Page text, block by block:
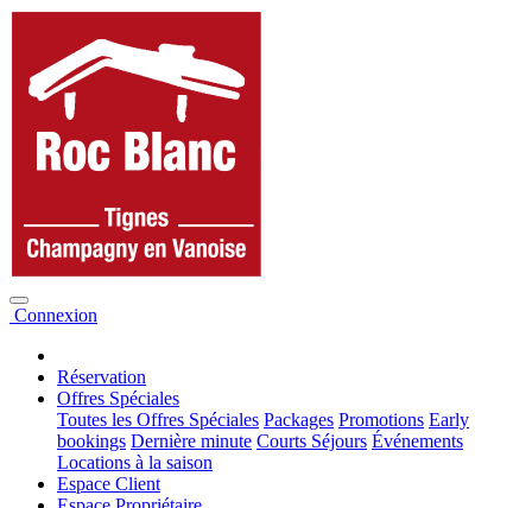
Connexion
Réservation
Offres Spéciales
Toutes les Offres Spéciales Packages Promotions Early
bookings Dernière minute Courts Séjours Événements
Locations à la saison
Espace Client